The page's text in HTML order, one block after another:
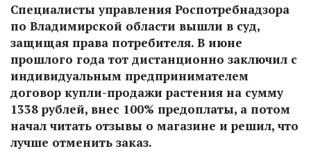
Специалисты управления Роспотребнадзора
по Владимирской области вышли в суд,
защищая права потребителя. В июне
прошлого года тот дистанционно заключил с
индивидуальным предпринимателем
договор купли-продажи растения на сумму
1338 рублей, внес 100% предоплаты, а потом
начал читать отзывы о магазине и решил, что
лучше отменить заказ.